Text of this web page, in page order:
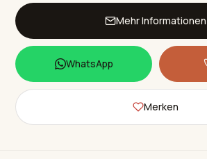
Mehr Informationen
WhatsApp
Merken